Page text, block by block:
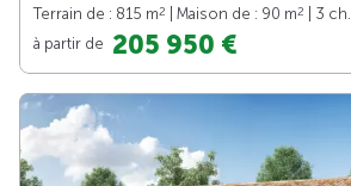
Terrain de : 815 m2 | Maison de : 90 m2
| 3 ch.
à partir de 205 950 €